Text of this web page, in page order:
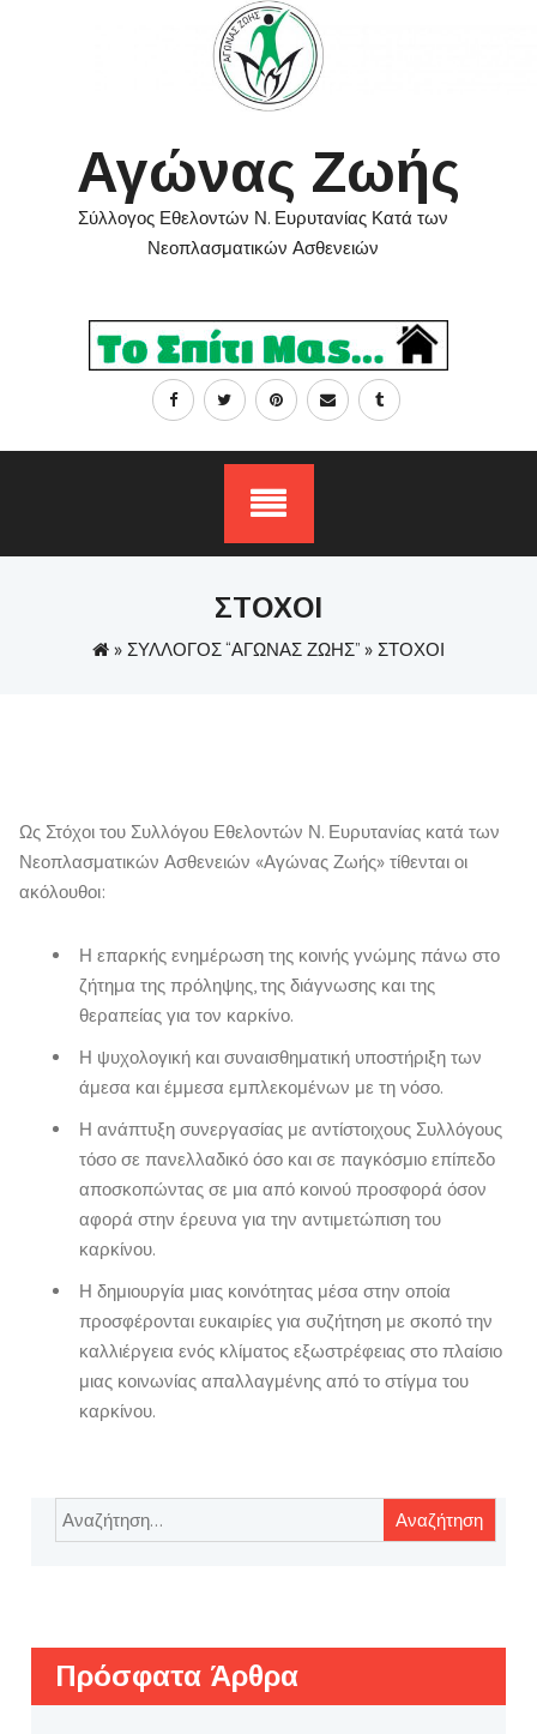
Αγώνας Ζωής
Σύλλογος Εθελοντών Ν. Ευρυτανίας Κατά των
Νεοπλασματικών Ασθενειών
ΣΤΟΧΟΙ
» ΣΥΛΛΟΓΟΣ “ΑΓΩΝΑΣ ΖΩΗΣ” » ΣΤΟΧΟΙ
Ως Στόχοι του Συλλόγου Εθελοντών Ν. Ευρυτανίας κατά των
Νεοπλασματικών Ασθενειών «Αγώνας Ζωής» τίθενται οι
ακόλουθοι:
Η επαρκής ενημέρωση της κοινής γνώμης πάνω στο
ζήτημα της πρόληψης, της διάγνωσης και της
θεραπείας για τον καρκίνο.
Η ψυχολογική και συναισθηματική υποστήριξη των
άμεσα και έμμεσα εμπλεκομένων με τη νόσο.
Η ανάπτυξη συνεργασίας με αντίστοιχους Συλλόγους
τόσο σε πανελλαδικό όσο και σε παγκόσμιο επίπεδο
αποσκοπώντας σε μια από κοινού προσφορά όσον
αφορά στην έρευνα για την αντιμετώπιση του
καρκίνου.
Η δημιουργία μιας κοινότητας μέσα στην οποία
προσφέρονται ευκαιρίες για συζήτηση με σκοπό την
καλλιέργεια ενός κλίματος εξωστρέφειας στο πλαίσιο
μιας κοινωνίας απαλλαγμένης από το στίγμα του
καρκίνου.
Αναζήτηση
για:
Πρόσφατα Άρθρα